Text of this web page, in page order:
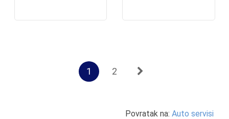
1 2
Povratak na: Auto servisi